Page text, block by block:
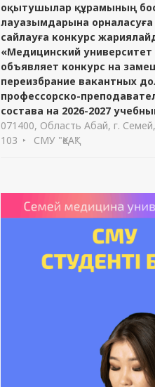
оқытушылар құрамының
лауазымдарына
сайлауға конкурс
«Медицинский
объявляет конкурс на
переизбрание вакантных
профессорско-
состава на 2026-2027
071400, Область Абай, г.
103
СМУ "ҚеАҚ"